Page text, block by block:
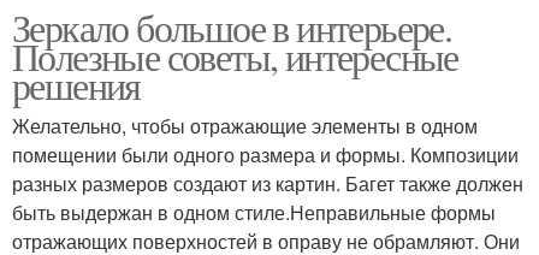
Зеркало большое в интерьере.
Полезные советы, интересные
решения
Желательно, чтобы отражающие элементы в одном
помещении были одного размера и формы. Композиции
разных размеров создают из картин. Багет также должен
быть выдержан в одном стиле.Неправильные формы
отражающих поверхностей в оправу не обрамляют. Они